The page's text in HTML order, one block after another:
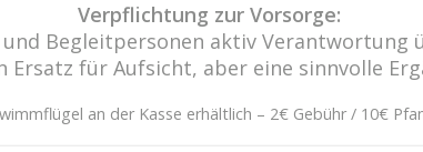
Wir
Haben
Verpflichtung zur Vorsorge:
Begleitpersonen aktiv Verantwortung
Ersatz für Aufsicht, aber eine sinnvolle
an der Kasse erhältlich – 2€ Gebühr / 10€